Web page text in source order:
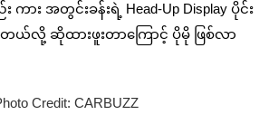
ကား အတွင်းခန်းရဲ့ Head-Up Display ပိုင်း
လို့ ဆိုထားဖူးတာကြောင့် ပိုမို ဖြစ်လာ
Credit: CARBUZZ